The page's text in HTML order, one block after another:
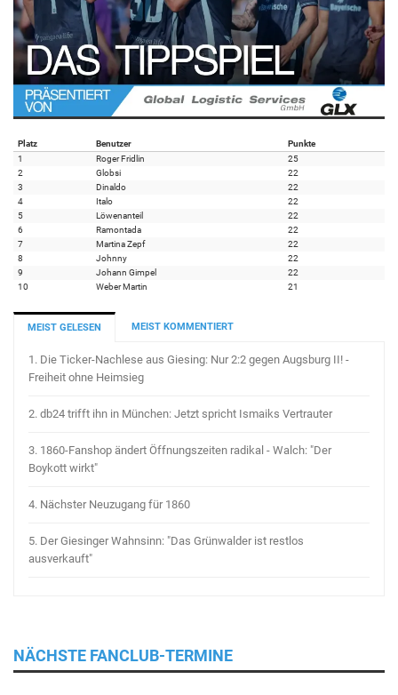
Platz Benutzer
Punkte
1
Roger Fridlin
25
2
Globsi
22
3
Dinaldo
22
4
Italo
22
5
Löwenanteil
22
6
Ramontada
22
7
Martina Zepf
22
8
Johnny
22
9
Johann Gimpel
22
10
Weber Martin 21
MEIST GELESEN MEIST KOMMENTIERT
1. Die Ticker-Nachlese aus Giesing: Nur 2:2 gegen Augsburg II! -
Freiheit ohne Heimsieg
2. db24 trifft ihn in München: Jetzt spricht Ismaiks Vertrauter
3. 1860-Fanshop ändert Öffnungszeiten radikal - Walch: "Der
Boykott wirkt"
4. Nächster Neuzugang für 1860
5. Der Giesinger Wahnsinn: "Das Grünwalder ist restlos
ausverkauft"
NÄCHSTE FANCLUB-TERMINE